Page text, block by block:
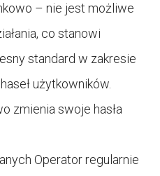
– nie jest możliwe
co stanowi
standard w zakresie
użytkowników.
zmienia swoje hasła
Operator regularnie